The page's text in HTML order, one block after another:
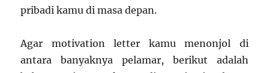
pribadi kamu di masa depan.
Agar motivation letter kamu menonjol di
antara banyaknya pelamar, berikut adalah